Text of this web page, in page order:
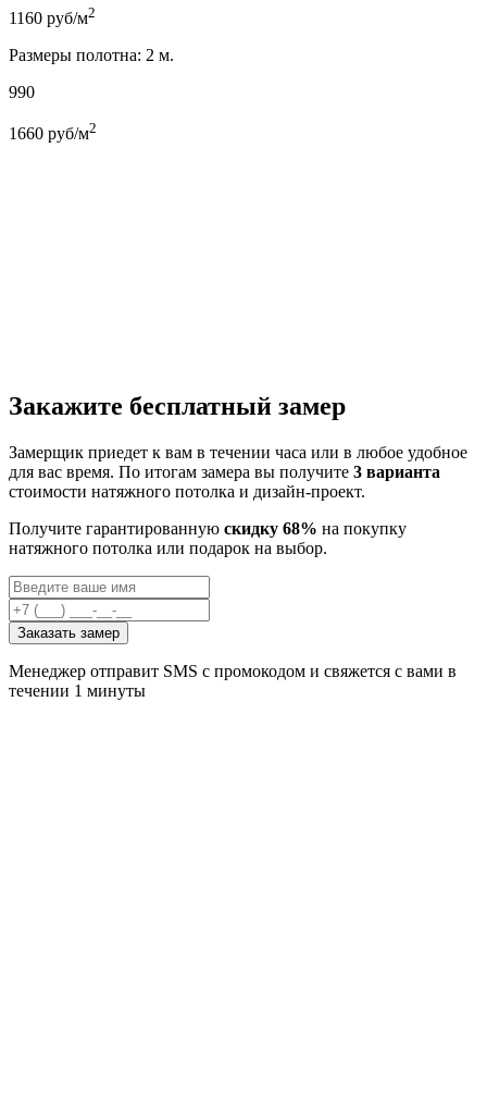
1160 руб/м2
Размеры полотна: 2 м.
990
1660 руб/м2
Закажите бесплатный замер
Замерщик приедет к вам в течении часа или в любое удобное
для вас время. По итогам замера вы получите 3 варианта
стоимости натяжного потолка и дизайн-проект.
Получите гарантированную скидку 68% на покупку
натяжного потолка или подарок на выбор.
Заказать замер
Менеджер отправит SMS с промокодом и свяжется с вами в
течении 1 минуты